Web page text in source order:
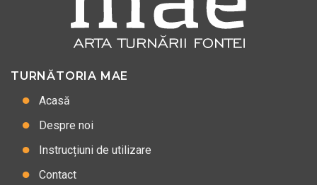
TURNĂTORIA MAE
Acasă
Despre noi
Instrucțiuni de utilizare
Contact